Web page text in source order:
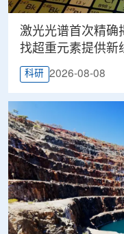
激光光谱首次精确
找超重元素提供新
科研 2026-08-08